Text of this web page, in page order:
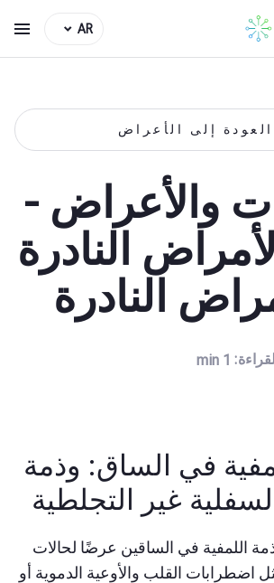
AR
العودة إلى الأعراض
والأعراض -
النادرة
النادرة
1 min
في الساق: وذمة
غير التجلطية
اللمفية في الساقين عرضًا لحالات
اضطرابات القلب والأوعية الدموية أو